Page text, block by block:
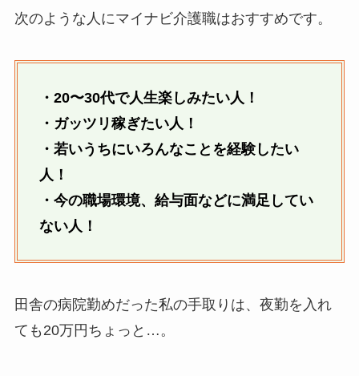
次のような人にマイナビ介護職はおすすめです。
・20〜30代で人生楽しみたい人！
・ガッツリ稼ぎたい人！
・若いうちにいろんなことを経験したい
人！
・今の職場環境、給与面などに満足してい
ない人！
田舎の病院勤めだった私の手取りは、夜勤を入れ
ても20万円ちょっと…。